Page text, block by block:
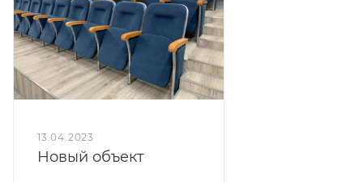
13.04.2023
Новый объект